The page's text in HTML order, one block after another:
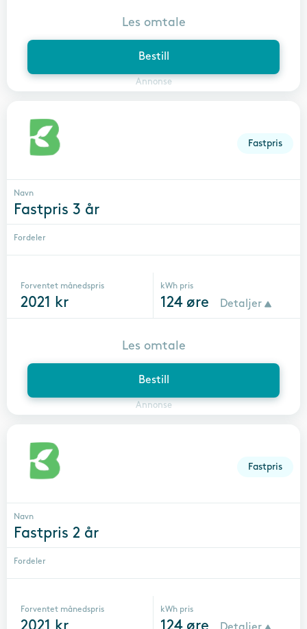
Bestill
Annonse
Les omtale
Fastpris
Navn
Fastpris 3 år
Fordeler
Forventet månedspris
2021 kr
kWh pris
124øre Detaljer
Bestill
Annonse
Les omtale
Fastpris
Navn
Fastpris 2 år
Fordeler
Forventet månedspris
2021 kr
kWh pris
124øre